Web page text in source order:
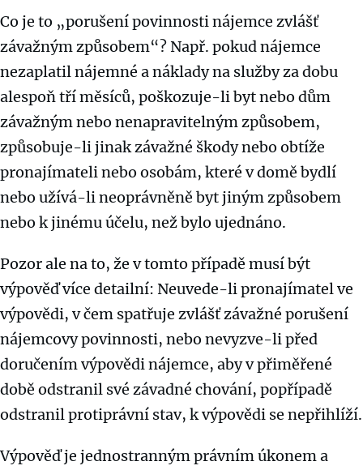
Co je to „porušení povinnosti nájemce zvlášť
závažným způsobem“? Např. pokud nájemce
nezaplatil nájemné a náklady na služby za dobu
alespoň tří měsíců, poškozuje-li byt nebo dům
závažným nebo nenapravitelným způsobem,
způsobuje-li jinak závažné škody nebo obtíže
pronajímateli nebo osobám, které v domě bydlí
nebo užívá-li neoprávněně byt jiným způsobem
nebo k jinému účelu, než bylo ujednáno.
Pozor ale na to, že v tomto případě musí být
výpověď více detailní: Neuvede-li pronajímatel ve
výpovědi, v čem spatřuje zvlášť závažné porušení
nájemcovy povinnosti, nebo nevyzve-li před
doručením výpovědi nájemce, aby v přiměřené
době odstranil své závadné chování, popřípadě
odstranil protiprávní stav, k výpovědi se nepřihlíží.
Výpověď je jednostranným právním úkonem a